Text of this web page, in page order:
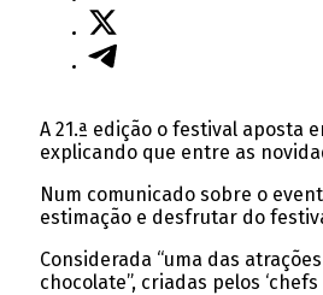
A 21.ª edição o festival aposta
explicando que entre as
Num comunicado sobre o
estimação e desfrutar do
Considerada “uma das
chocolate”, criadas pelos